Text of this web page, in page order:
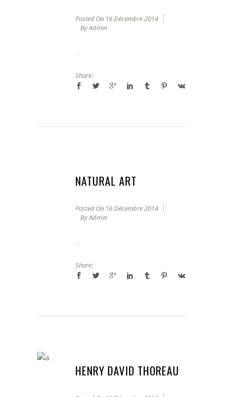
Posted On 16 Décembre 2014
ByAdmin
Share:
NATURAL ART
Posted On 16 Décembre 2014
ByAdmin
Share:
HENRY DAVID THOREAU